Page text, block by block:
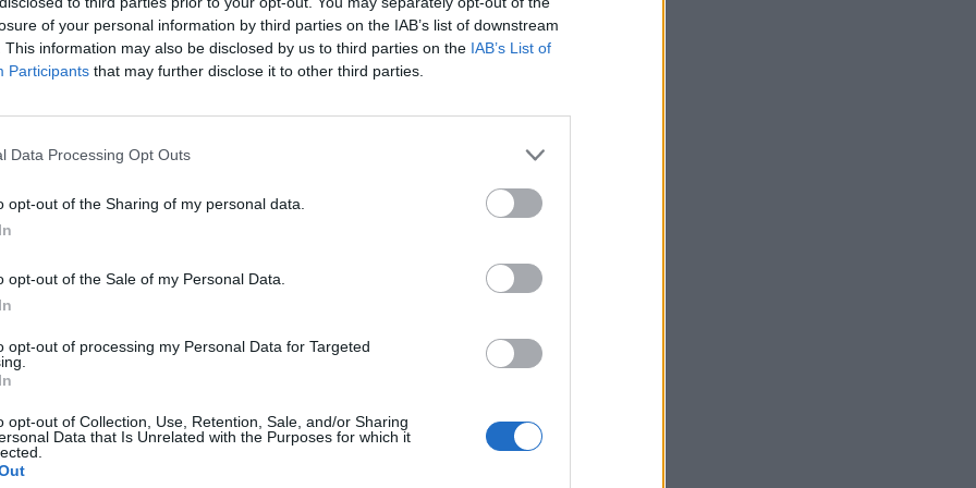
of your personal information by third parties on the IAB’s list of downstream
This information may also be disclosed by us to third parties on the IAB’s List of
Participants that may further disclose it to other third parties.
Data Processing Opt Outs
opt-out of the Sharing of my personal data.
opt-out of the Sale of my Personal Data.
opt-out of processing my Personal Data for Targeted
opt-out of Collection, Use, Retention, Sale, and/or Sharing
Data that Is Unrelated with the Purposes for which it
oficiais sobre o interior do carro, mas as fotos de
de instrumentos, com a tela do painel de
enquanto o monitor central de infoentretenimento
a bateria da Hyundai) vai desafiar rivais do
E, por isso também será muito interessante saber o